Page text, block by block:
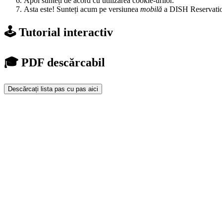
Asta este! Sunteți acum pe versiunea mobilă a DISH
🕹️ Tutorial interactiv
🎓 PDF descărcabil
Descărcați lista pas cu pas aici